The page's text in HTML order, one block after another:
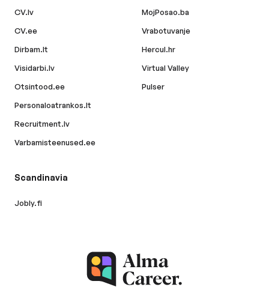
CV.lv
CV.ee
Dirbam.lt
Visidarbi.lv
Otsintood.ee
Personaloatrankos.lt
Recruitment.lv
Varbamisteenused.ee
MojPosao.ba
Vrabotuvanje
Hercul.hr
Virtual Valley
Pulser
Scandinavia
Jobly.fi